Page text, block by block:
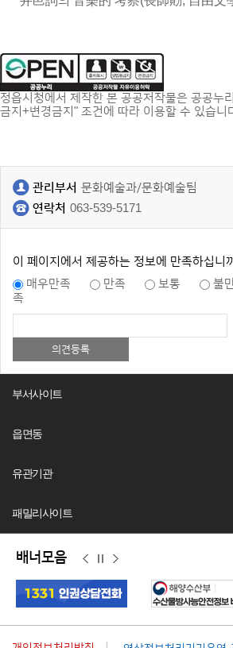
정읍시청에서 제작한 본 공공저작물은 공공누
금지+변경금지" 조건에 따라 이용할 수 있습니
관리부서 문화예술과/문화예술팀
연락처 063-539-5171
이 페이지에서 제공하는 정보에 만족하십니
매우만족
만족 보통 불
족
부서사이트
읍면동
유관기관
패밀리사이트
배너모음
이
전
정
지
다
음